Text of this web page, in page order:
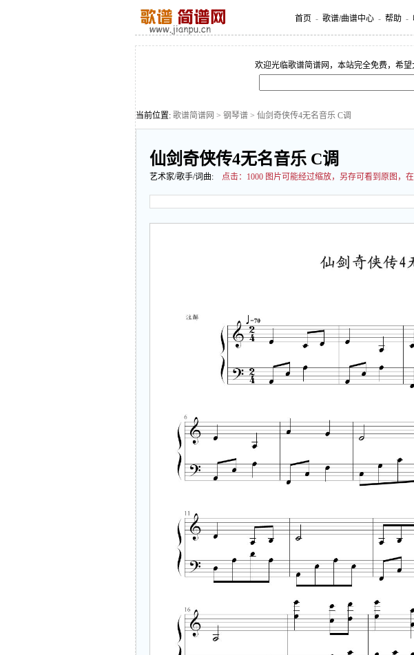
首页 - 歌谱/曲谱中心 - 帮助 -
欢迎光临歌谱简谱网，本站完全免费，希望
当前位置: 歌谱简谱网 > 钢琴谱 > 仙剑奇侠传4无名音乐 C调
仙剑奇侠传4无名音乐 C调
艺术家/歌手/词曲: 点击： 1000 图片可能经过缩放，另存可看到原图，